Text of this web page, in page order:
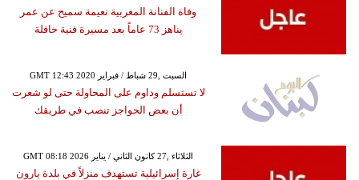
وفاة الفنانة المغربية نعيمة سميح عن عمر
يناهز 73 عاماً بعد مسيرة فنية حافلة
GMT 12:43 2020 السبت ,29 شباط / فبراير
لا تستسلم وداوم على المحاولة حتى لو شعرت
أن بعض الحواجز تنصب في طريقك
GMT 08:18 2026 الثلاثاء ,27 كانون الثاني / يناير
غارة إسرائيلية تستهدف منزلاً في بلدة يارون